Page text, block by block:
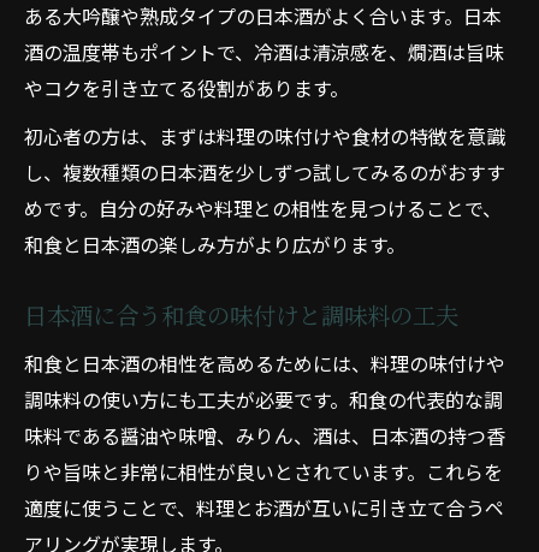
ある大吟醸や熟成タイプの日本酒がよく合います。日本
酒の温度帯もポイントで、冷酒は清涼感を、燗酒は旨味
やコクを引き立てる役割があります。
初心者の方は、まずは料理の味付けや食材の特徴を意識
し、複数種類の日本酒を少しずつ試してみるのがおすす
めです。自分の好みや料理との相性を見つけることで、
和食と日本酒の楽しみ方がより広がります。
日本酒に合う和食の味付けと調味料の工夫
和食と日本酒の相性を高めるためには、料理の味付けや
調味料の使い方にも工夫が必要です。和食の代表的な調
味料である醤油や味噌、みりん、酒は、日本酒の持つ香
りや旨味と非常に相性が良いとされています。これらを
適度に使うことで、料理とお酒が互いに引き立て合うペ
アリングが実現します。